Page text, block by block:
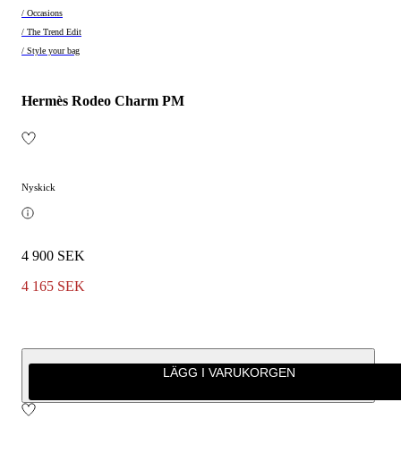
/ Occasions
/ The Trend Edit
/ Style your bag
Hermès Rodeo Charm PM
Nyskick
4 900 SEK
4 165 SEK
LÄGG I VARUKORGEN